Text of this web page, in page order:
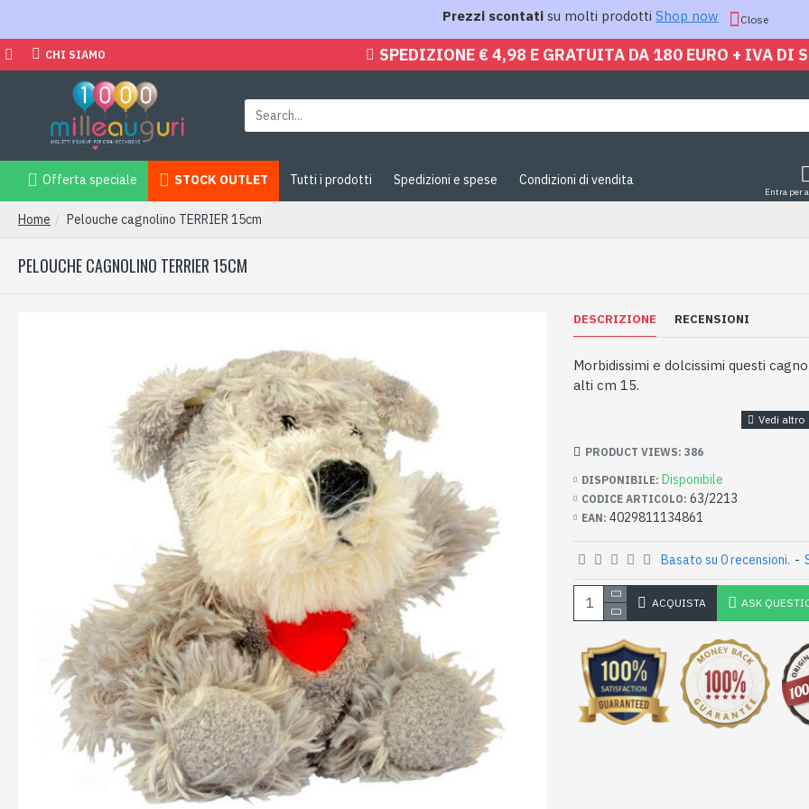
Prezzi scontati su molti prodotti Shop now Close
CHI SIAMO SPEDIZIONE € 4,98 E GRATUITA DA 180 EURO + IVA DI
Offerta speciale STOCK OUTLET Tutti i prodotti Spedizioni e spese Condizioni di vendita
Entra per
Home Pelouche cagnolino TERRIER 15cm
PELOUCHE CAGNOLINO TERRIER 15CM
DESCRIZIONE RECENSIONI
Morbidissimi e dolcissimi questi
alti cm 15.
DISPONIBILE: Disponibile
CODICE ARTICOLO: 63/2213
EAN: 4029811134861
PRODUCT VIEWS: 386
Basato su 0 recensioni. -
ACQUISTA ASK